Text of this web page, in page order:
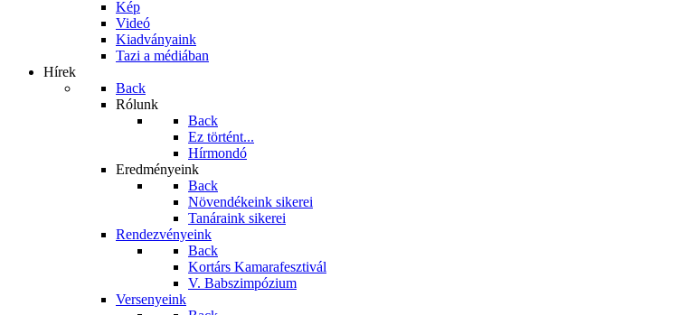
Kép
Videó
Kiadványaink
Tazi a médiában
Hírek
Back
Rólunk
Back
Ez történt...
Hírmondó
Eredményeink
Back
Növendékeink sikerei
Tanáraink sikerei
Rendezvényeink
Back
Kortárs Kamarafesztivál
V. Babszimpózium
Versenyeink